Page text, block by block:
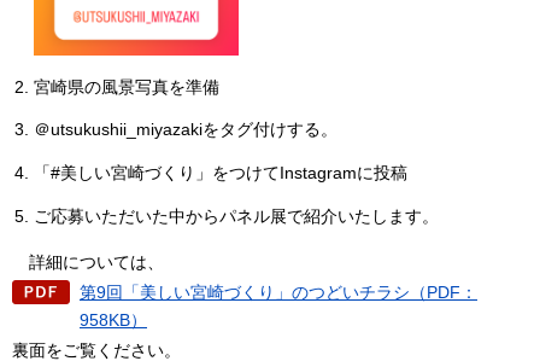
宮崎県の風景写真を準備
＠utsukushii_miyazakiをタグ付けする。
「#美しい宮崎づくり」をつけてInstagramに投稿
ご応募いただいた中からパネル展で紹介いたします。
詳細については、
第9回「美しい宮崎づくり」のつどいチラシ（PDF：
958KB）
裏面をご覧ください。